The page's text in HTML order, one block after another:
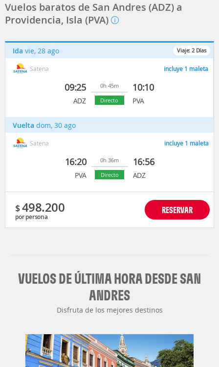
Vuelos baratos de San Andres (ADZ) a
Providencia, Isla (PVA)
Viaje: 2 Días
Ida vie, 28 ago
Satena incluye 1 maleta
09:25
ADZ
0h 45m
Directo
10:10
PVA
Vuelta dom, 30 ago
Satena incluye 1 maleta
16:20
PVA
0h 36m
Directo
16:56
ADZ
$498.200
por persona
RESERVAR
VUELOS DE ÚLTIMA HORA DESDE SAN
ANDRES
Disfruta de los mejores destinos